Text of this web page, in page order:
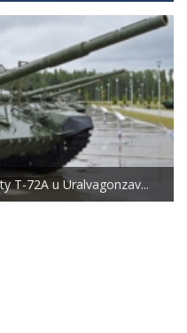
T-72A u Uralvagonzav...